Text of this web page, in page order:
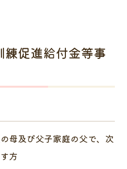
練促進給付金等事
母及び父子家庭の父で、次
方